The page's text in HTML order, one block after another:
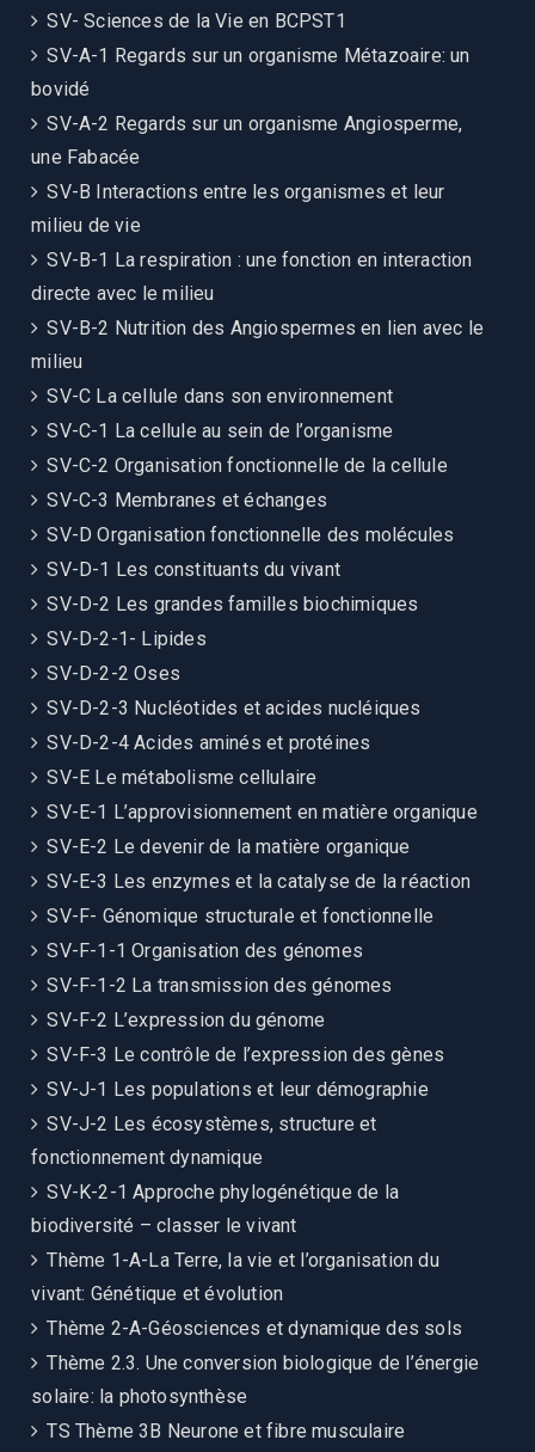
SV- Sciences de la Vie en BCPST1
SV-A-1 Regards sur un organisme Métazoaire: un
bovidé
SV-A-2 Regards sur un organisme Angiosperme,
une Fabacée
SV-B Interactions entre les organismes et leur
milieu de vie
SV-B-1 La respiration : une fonction en interaction
directe avec le milieu
SV-B-2 Nutrition des Angiospermes en lien avec le
milieu
SV-C La cellule dans son environnement
SV-C-1 La cellule au sein de l’organisme
SV-C-2 Organisation fonctionnelle de la cellule
SV-C-3 Membranes et échanges
SV-D Organisation fonctionnelle des molécules
SV-D-1 Les constituants du vivant
SV-D-2 Les grandes familles biochimiques
SV-D-2-1- Lipides
SV-D-2-2 Oses
SV-D-2-3 Nucléotides et acides nucléiques
SV-D-2-4 Acides aminés et protéines
SV-E Le métabolisme cellulaire
SV-E-1 L’approvisionnement en matière organique
SV-E-2 Le devenir de la matière organique
SV-E-3 Les enzymes et la catalyse de la réaction
SV-F- Génomique structurale et fonctionnelle
SV-F-1-1 Organisation des génomes
SV-F-1-2 La transmission des génomes
SV-F-2 L’expression du génome
SV-F-3 Le contrôle de l’expression des gènes
SV-J-1 Les populations et leur démographie
SV-J-2 Les écosystèmes, structure et
fonctionnement dynamique
SV-K-2-1 Approche phylogénétique de la
biodiversité – classer le vivant
Thème 1-A-La Terre, la vie et l’organisation du
vivant: Génétique et évolution
Thème 2-A-Géosciences et dynamique des sols
Thème 2.3. Une conversion biologique de l’énergie
solaire: la photosynthèse
TS Thème 3B Neurone et fibre musculaire